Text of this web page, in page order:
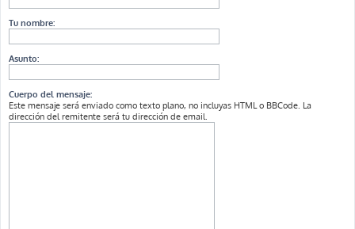
Tu nombre:
Asunto:
Cuerpo del mensaje:
Este mensaje será enviado como texto plano, no incluyas HTML o BBCode. La
dirección del remitente será tu dirección de email.